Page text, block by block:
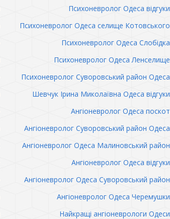
Психоневролог Одеса відгуки
Психоневролог Одеса селище Котовського
Психоневролог Одеса Слобідка
Психоневролог Одеса Ленселище
Психоневролог Суворовський район Одеса
Шевчук Ірина Миколаївна Одеса відгуки
Ангіоневролог Одеса поскот
Ангіоневролог Суворовський район Одеса
Ангіоневролог Одеса Малиновський район
Ангіоневролог Одеса відгуки
Ангіоневролог Одеса Суворовський район
Ангіоневролог Одеса Черемушки
Найкращі ангіоневрологи Одеси